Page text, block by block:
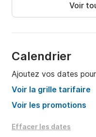
Voir
Calendrier
Ajoutez vos dates
Voir la grille tarifaire
Voir les promotions
Effacer les dates